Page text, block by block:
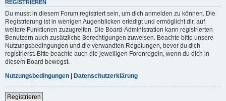
REGISTRIEREN
Du musst in diesem Forum registriert sein, um dich anmelden zu können. Die
Registrierung ist in wenigen Augenblicken erledigt und ermöglicht dir, auf
weitere Funktionen zuzugreifen. Die Board-Administration kann registrierten
Benutzern auch zusätzliche Berechtigungen zuweisen. Beachte bitte unsere
Nutzungsbedingungen und die verwandten Regelungen, bevor du dich
registrierst. Bitte beachte auch die jeweiligen Forenregeln, wenn du dich in
diesem Board bewegst.
Nutzungsbedingungen
Datenschutzerklärung
Registrieren